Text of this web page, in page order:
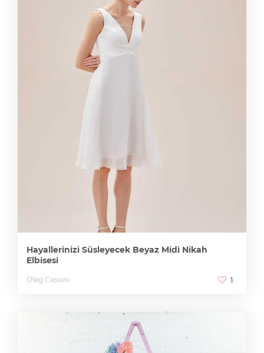
Hayallerinizi Süsleyecek Beyaz Midi Nikah
Elbisesi
Oleg Cassini 1